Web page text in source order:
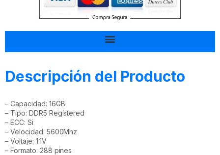
Descripción del Producto
– Capacidad: 16GB
– Tipo: DDR5 Registered
– ECC: Si
– Velocidad: 5600Mhz
– Voltaje: 1.1V
– Formato: 288 pines